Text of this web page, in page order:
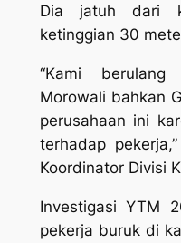
Dia jatuh dari
ketinggian 30
“Kami berulang
Morowali bahkan
perusahaan ini
terhadap
Koordinator Divisi
Investigasi YTM
pekerja buruk di